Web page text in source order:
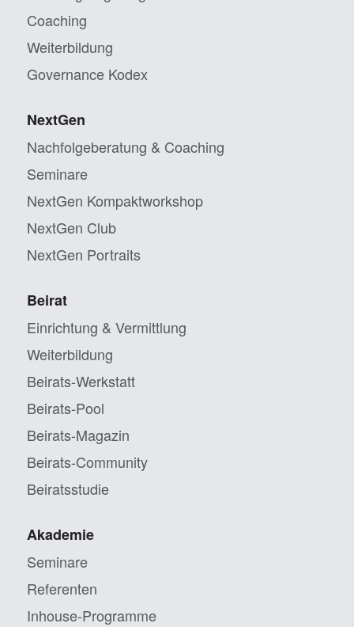
Coaching
Weiterbildung
Governance Kodex
NextGen
Nachfolgeberatung & Coaching
Seminare
NextGen Kompaktworkshop
NextGen Club
NextGen Portraits
Beirat
Einrichtung & Vermittlung
Weiterbildung
Beirats-Werkstatt
Beirats-Pool
Beirats-Magazin
Beirats-Community
Beiratsstudie
Akademie
Seminare
Referenten
Inhouse-Programme